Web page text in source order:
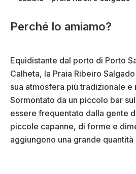
Perché lo amiamo?
Equidistante dal porto di Porto
Calheta, la Praia Ribeiro
sua atmosfera più tradizionale e
Sormontato da un piccolo bar
essere frequentato dalla gente
piccole capanne, di forme e
aggiungono una grande